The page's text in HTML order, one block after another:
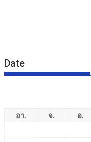
Date
อา. จ. อ.